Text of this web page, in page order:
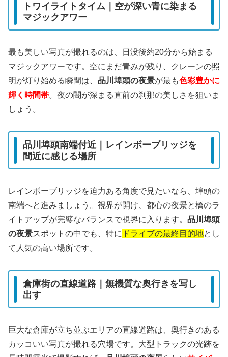
トワイライトタイム｜空が深い青に染まる
マジックアワー
最も美しい写真が撮れるのは、日没後約20分から始まる
マジックアワーです。空にまだ青みが残り、クレーンの照
明が灯り始める瞬間は、 品川埠頭の夜景が最も色彩豊かに
輝く時間帯。夜の闇が深まる直前の刹那の美しさを狙いま
しょう。
品川埠頭南端付近｜レインボーブリッジを
間近に感じる場所
レインボーブリッジを迫力ある角度で見たいなら、埠頭の
南端へと進みましょう。視界が開け、都心の夜景と橋のラ
イトアップが完璧なバランスで視界に入ります。 品川埠頭
の夜景スポットの中でも、特に ドライブの最終目的地とし
て人気の高い場所です。
倉庫街の直線道路｜無機質な奥行きを写し
出す
巨大な倉庫が立ち並ぶエリアの直線道路は、奥行きのある
カッコいい写真が撮れる穴場です。大型トラックの光跡を